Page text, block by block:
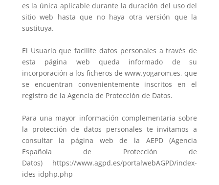
es la única aplicable durante la duración del uso del
sitio web hasta que no haya otra versión que la
sustituya.
El Usuario que facilite datos personales a través de
esta página web queda informado de su
incorporación a los ficheros de www.yogarom.es, que
se encuentran convenientemente inscritos en el
registro de la Agencia de Protección de Datos.
Para una mayor información complementaria sobre
la protección de datos personales te invitamos a
consultar la página web de la AEPD (Agencia
Española de Protección de
Datos) https://www.agpd.es/portalwebAGPD/index-
ides-idphp.php